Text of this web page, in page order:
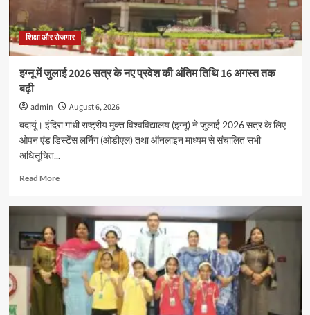
हुआ,बच्चो
ने
उत्साह
शिक्षा और रोजगार
इग्नू में जुलाई 2026 सत्र के नए प्रवेश की अंतिम तिथि 16 अगस्त तक
बढ़ी
admin
August 6, 2026
बदायूं। इंदिरा गांधी राष्ट्रीय मुक्त विश्वविद्यालय (इग्नू) ने जुलाई 2026 सत्र के लिए
ओपन एंड डिस्टेंस लर्निंग (ओडीएल) तथा ऑनलाइन माध्यम से संचालित सभी
अधिसूचित...
Read MoreRead
इग्नू
जुलाई
2026
सत्र
के
नए
प्रवेश